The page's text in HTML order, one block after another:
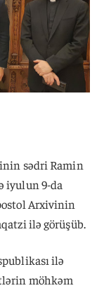
sədri Ramin
iyulun 9-da
Arxivinin
ilə görüşüb.
ilə
möhkəm